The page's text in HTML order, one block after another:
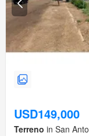
USD149,000
Terreno in San